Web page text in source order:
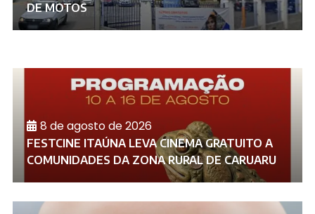
DE MOTOS
8 de agosto de 2026
FESTCINE ITAÚNA LEVA CINEMA GRATUITO A
COMUNIDADES DA ZONA RURAL DE CARUARU